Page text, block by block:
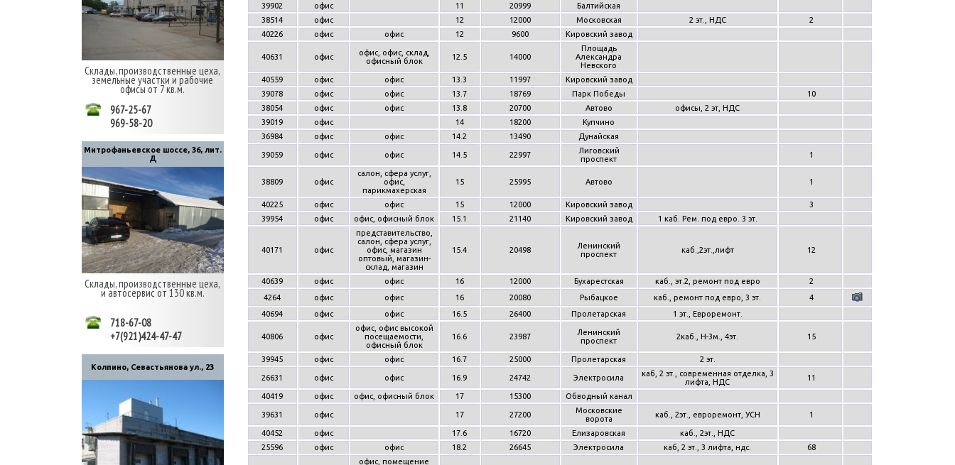
Склады, производственные цеха,
земельные участки и рабочие
офисы от 7 кв.м.
967-25-67
969-58-20
Митрофаньевское шоссе, 36, лит.
Д
Склады, производственные цеха,
и автосервис от 130 кв.м.
718-67-08
+7(921)424-47-47
Колпино, Севастьянова ул., 23
39902
офис 11 20999
Балтийская
38514
офис 12 12000 Московская 2 эт., НДС
2
40226
офис офис 12 9600 Кировский завод
40631 офис
офис, офис, склад,
офисный блок
12.5 14000
Площадь
Александра
Невского
40559
офис офис 13.3 11997
Кировский завод
39078
офис офис 13.7 18769 Парк Победы
10
38054
офис офис 13.8 20700 Автово
офисы, 2 эт, НДС
39019
офис 14 18200
Купчино
36984
офис офис 14.2 13490 Дунайская
39059 офис офис 14.5 22997
Лиговский
проспект
1
38809 офис
салон, сфера услуг,
офис,
парикмахерская
15 25995 Автово 1
40225 офис офис 15 12000 Кировский завод
3
39954
офис офис, офисный блок 15.1 21140 Кировский завод 1 каб. Рем. под евро. 3 эт.
40171 офис
представительство,
салон, сфера услуг,
офис, магазин
оптовый, магазин-
склад, магазин
15.4 20498
Ленинский
проспект
каб.,2эт.,лифт 12
40639 офис офис 16 12000 Бухарестская каб., эт.2, ремонт под евро
2
4264
офис офис 16 20080 Рыбацкое каб., ремонт под евро, 3 эт.
4
40694
офис офис 16.5 26400 Пролетарская 1 эт., Евроремонт.
40806 офис
офис, офис высокой
посещаемости,
офисный блок
16.6 23987
Ленинский
проспект
2каб., H-3м., 4эт. 15
39945 офис офис 16.7 25000 Пролетарская 2 эт.
26631 офис офис 16.9 24742 Электросила
каб, 2 эт., современная отделка, 3
лифта, НДС
11
40419 офис офис, офисный блок 17 15300 Обводный канал
39631 офис 17 27200
Московские
ворота
каб., 2эт., евроремонт, УСН 1
40452 офис 17.6 16720 Елизаровская
каб., 2эт., НДС
25596
офис офис 18.2 26645 Электросила каб, 2 эт., 3 лифта, ндс.
68
офис, помещение